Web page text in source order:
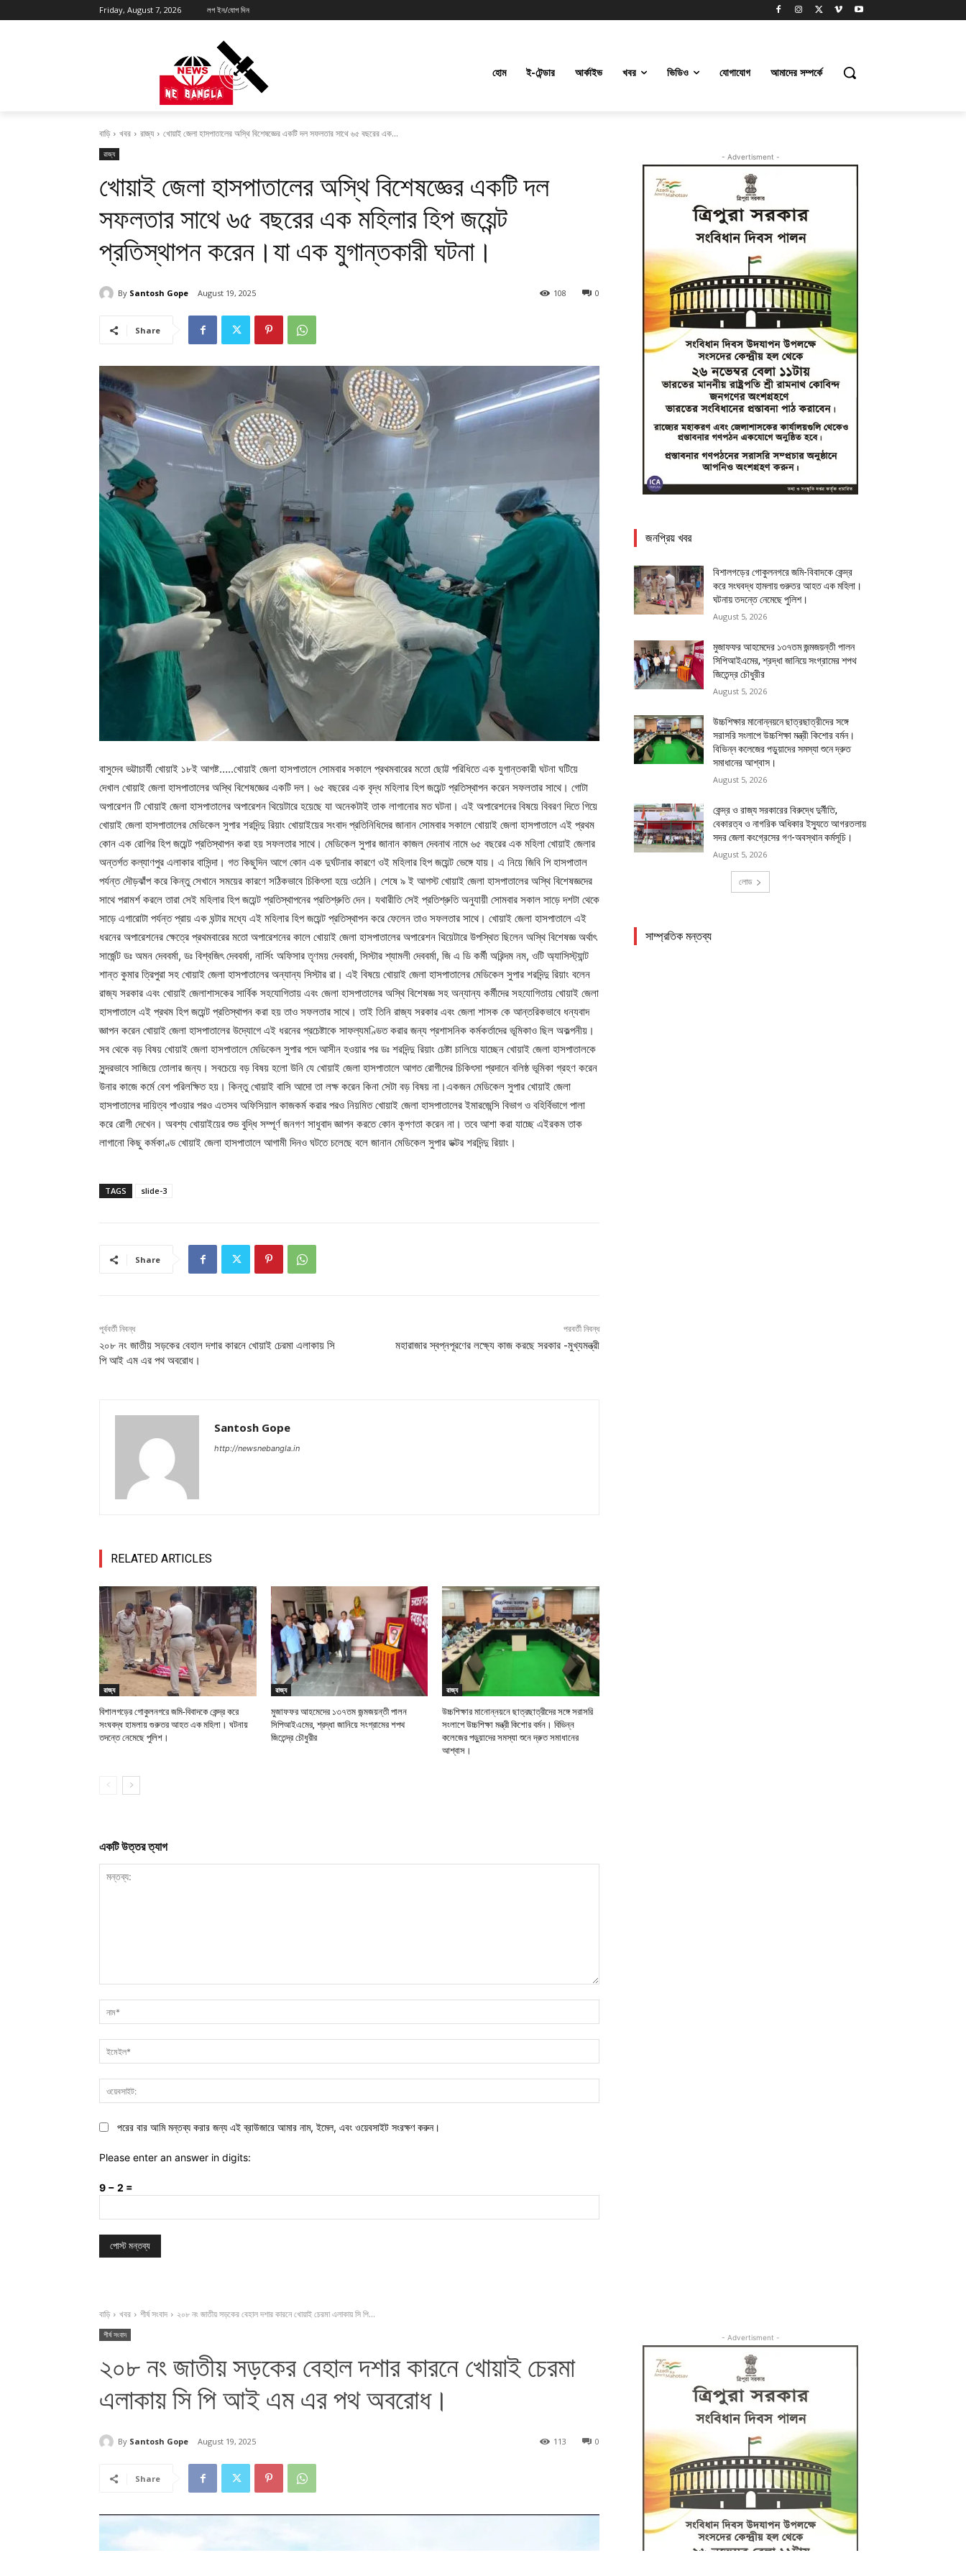
Friday, August 7, 2026 লগ ইন/যোগ দিন
হোম ই-টেন্ডার আর্কাইভ খবর ভিডিও যোগাযোগ আমাদের সম্পর্কে
বাড়ি খবর রাজ্য খোয়াই জেলা হাসপাতালের অস্থি বিশেষজ্ঞের একটি দল সফলতার সাথে ৬৫ বছরের এক...
রাজ্য
খোয়াই জেলা হাসপাতালের অস্থি বিশেষজ্ঞের একটি দল
সফলতার সাথে ৬৫ বছরের এক মহিলার হিপ জয়েন্ট
প্রতিস্থাপন করেন।যা এক যুগান্তকারী ঘটনা।
By Santosh Gope August 19, 2025 0
108
Share
বাসুদেব ভট্টাচার্যী খোয়াই ১৮ই আগষ্ট…..খোয়াই জেলা হাসপাতালে সোমবার সকালে প্রথমবারের মতো ছোট্ট পরিধিতে এক যুগান্তকারী ঘটনা ঘটিয়ে
দেখাল খোয়াই জেলা হাসপাতালের অস্থি বিশেষজ্ঞের একটি দল। ৬৫ বছরের এক বৃদ্ধ মহিলার হিপ জয়েন্ট প্রতিস্থাপন করেন সফলতার সাথে। গোটা
অপারেশন টি খোয়াই জেলা হাসপাতালের অপারেশন থিয়েটারে হয়েছে যা অনেকটাই তাক লাগানোর মত ঘটনা। এই অপারেশনের বিষয়ে বিবরণ দিতে গিয়ে
খোয়াই জেলা হাসপাতালের মেডিকেল সুপার শরদিন্দু রিয়াং খোয়াইয়ের সংবাদ প্রতিনিধিদের জানান সোমবার সকালে খোয়াই জেলা হাসপাতালে এই প্রথম
কোন এক রোগির হিপ জয়েন্ট প্রতিস্থাপন করা হয় সফলতার সাথে। মেডিকেল সুপার জানান কাজল দেবনাথ নামে ৬৫ বছরের এক মহিলা খোয়াই জেলার
অন্তর্গত কল্যাণপুর এলাকার বাসিন্দা। গত কিছুদিন আগে কোন এক দুর্ঘটনার কারণে ওই মহিলার হিপ জয়েন্ট ভেঙ্গে যায়। এ নিয়ে জিবি পি হাসপাতাল
পর্যন্ত দৌড়ঝাঁপ করে কিন্তু সেখানে সময়ের কারণে সঠিকভাবে চিকিৎসা হয়ে ওঠেনি। শেষে ৯ ই আগস্ট খোয়াই জেলা হাসপাতালের অস্থি বিশেষজ্ঞদের
সাথে পরামর্শ করলে তারা সেই মহিলার হিপ জয়েন্ট প্রতিস্থাপনের প্রতিশ্রুতি দেন। যথারীতি সেই প্রতিশ্রুতি অনুযায়ী সোমবার সকাল সাড়ে দশটা থেকে
সাড়ে এগারোটা পর্যন্ত প্রায় এক ঘন্টার মধ্যে এই মহিলার হিপ জয়েন্ট প্রতিস্থাপন করে ফেলেন তাও সফলতার সাথে। খোয়াই জেলা হাসপাতালে এই
ধরনের অপারেশনের ক্ষেত্রে প্রথমবারের মতো অপারেশনের কালে খোয়াই জেলা হাসপাতালের অপারেশন থিয়েটারে উপস্থিত ছিলেন অস্থি বিশেষজ্ঞ অর্থাৎ
সার্জেন্ট ডঃ অমন দেববর্মা, ডঃ বিশ্বজিৎ দেববর্মা, নার্সিং অফিসার তৃণময় দেববর্মা, সিস্টার শ্যামলী দেববর্মা, জি এ ডি কর্মী অরিন্দম নম, ওটি অ্যাসিস্ট্যান্ট
শান্ত কুমার ত্রিপুরা সহ খোয়াই জেলা হাসপাতালের অন্যান্য সিস্টার রা। এই বিষয়ে খোয়াই জেলা হাসপাতালের মেডিকেল সুপার শরদিন্দু রিয়াং বলেন
রাজ্য সরকার এবং খোয়াই জেলাশাসকের সার্বিক সহযোগিতায় এবং জেলা হাসপাতালের অস্থি বিশেষজ্ঞ সহ অন্যান্য কর্মীদের সহযোগিতায় খোয়াই জেলা
হাসপাতালে এই প্রথম হিপ জয়েন্ট প্রতিস্থাপন করা হয় তাও সফলতার সাথে। তাই তিনি রাজ্য সরকার এবং জেলা শাসক কে আন্তরিকভাবে ধন্যবাদ
জ্ঞাপন করেন খোয়াই জেলা হাসপাতালের উদ্যোগে এই ধরনের প্রচেষ্টাকে সাফল্যমণ্ডিত করার জন্য প্রশাসনিক কর্মকর্তাদের ভূমিকাও ছিল অকল্পনীয়।
সব থেকে বড় বিষয় খোয়াই জেলা হাসপাতালে মেডিকেল সুপার পদে আসীন হওয়ার পর ডঃ শরদিন্দু রিয়াং চেষ্টা চালিয়ে যাচ্ছেন খোয়াই জেলা হাসপাতালকে
সুন্দরভাবে সাজিয়ে তোলার জন্য। সবচেয়ে বড় বিষয় হলো উনি যে খোয়াই জেলা হাসপাতালে আগত রোগীদের চিকিৎসা প্রদানে বলিষ্ঠ ভূমিকা গ্রহণ করেন
উনার কাজে কর্মে বেশ পরিলক্ষিত হয়। কিন্তু খোয়াই বাসি আদো তা লক্ষ করেন কিনা সেটা বড় বিষয় না।একজন মেডিকেল সুপার খোয়াই জেলা
হাসপাতালের দায়িত্ব পাওয়ার পরও এতসব অফিসিয়াল কাজকর্ম করার পরও নিয়মিত খোয়াই জেলা হাসপাতালের ইমারজেন্সি বিভাগ ও বহির্বিভাগে পালা
করে রোগী দেখেন। অবশ্য খোয়াইয়ের শুভ বুদ্ধি সম্পূর্ণ জনগণ সাধুবাদ জ্ঞাপন করতে কোন কৃপণতা করেন না। তবে আশা করা যাচ্ছে এইরকম তাক
লাগানো কিছু কর্মকাণ্ড খোয়াই জেলা হাসপাতালে আগামী দিনও ঘটতে চলেছে বলে জানান মেডিকেল সুপার ডক্টর শরদিন্দু রিয়াং।
TAGS slide-3
Share
পূর্ববর্তী নিবন্ধ
২০৮ নং জাতীয় সড়কের বেহাল দশার কারনে খোয়াই চেরমা এলাকায় সি
পি আই এম এর পথ অবরোধ।
পরবর্তী নিবন্ধ
মহারাজার স্বপ্নপূরণের লক্ষ্যে কাজ করছে সরকার -মুখ্যমন্ত্রী
Santosh Gope
http://newsnebangla.in
RELATED ARTICLES
রাজ্য
বিশালগড়ের গোকুলনগরে জমি-বিবাদকে কেন্দ্র করে
সংঘবদ্ধ হামলায় গুরুতর আহত এক মহিলা। ঘটনায়
তদন্তে নেমেছে পুলিশ।
রাজ্য
মুজাফফর আহমেদের ১৩৭তম জন্মজয়ন্তী পালন
সিপিআইএমের, শ্রদ্ধা জানিয়ে সংগ্রামের শপথ
জিতেন্দ্র চৌধুরীর
রাজ্য
উচ্চশিক্ষার মানোন্নয়নে ছাত্রছাত্রীদের সঙ্গে সরাসরি
সংলাপে উচ্চশিক্ষা মন্ত্রী কিশোর বর্মন। বিভিন্ন
কলেজের পড়ুয়াদের সমস্যা শুনে দ্রুত সমাধানের
আশ্বাস।
একটি উত্তর ত্যাগ
পরের বার আমি মন্তব্য করার জন্য এই ব্রাউজারে আমার নাম, ইমেল, এবং ওয়েবসাইট সংরক্ষণ করুন।
Please enter an answer in digits:
9 − 2 =
- Advertisment -
জনপ্রিয় খবর
বিশালগড়ের গোকুলনগরে জমি-বিবাদকে কেন্দ্র
করে সংঘবদ্ধ হামলায় গুরুতর আহত এক মহিলা।
ঘটনায় তদন্তে নেমেছে পুলিশ।
August 5, 2026
মুজাফফর আহমেদের ১৩৭তম জন্মজয়ন্তী পালন
সিপিআইএমের, শ্রদ্ধা জানিয়ে সংগ্রামের শপথ
জিতেন্দ্র চৌধুরীর
August 5, 2026
উচ্চশিক্ষার মানোন্নয়নে ছাত্রছাত্রীদের সঙ্গে
সরাসরি সংলাপে উচ্চশিক্ষা মন্ত্রী কিশোর বর্মন।
বিভিন্ন কলেজের পড়ুয়াদের সমস্যা শুনে দ্রুত
সমাধানের আশ্বাস।
August 5, 2026
কেন্দ্র ও রাজ্য সরকারের বিরুদ্ধে দুর্নীতি,
বেকারত্ব ও নাগরিক অধিকার ইস্যুতে আগরতলায়
সদর জেলা কংগ্রেসের গণ-অবস্থান কর্মসূচি।
August 5, 2026
লোড
সাম্প্রতিক মন্তব্য